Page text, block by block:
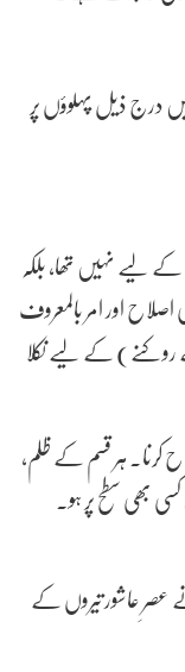
درج ذیل پہلوؤں پر
لیے نہیں تھا، بلکہ
اور امر بالمعروف
روکنے) کے لیے نکلا
کرنا۔ ہر قسم کے ظلم،
بھی سطح پر ہو۔
عاشور تیروں کے